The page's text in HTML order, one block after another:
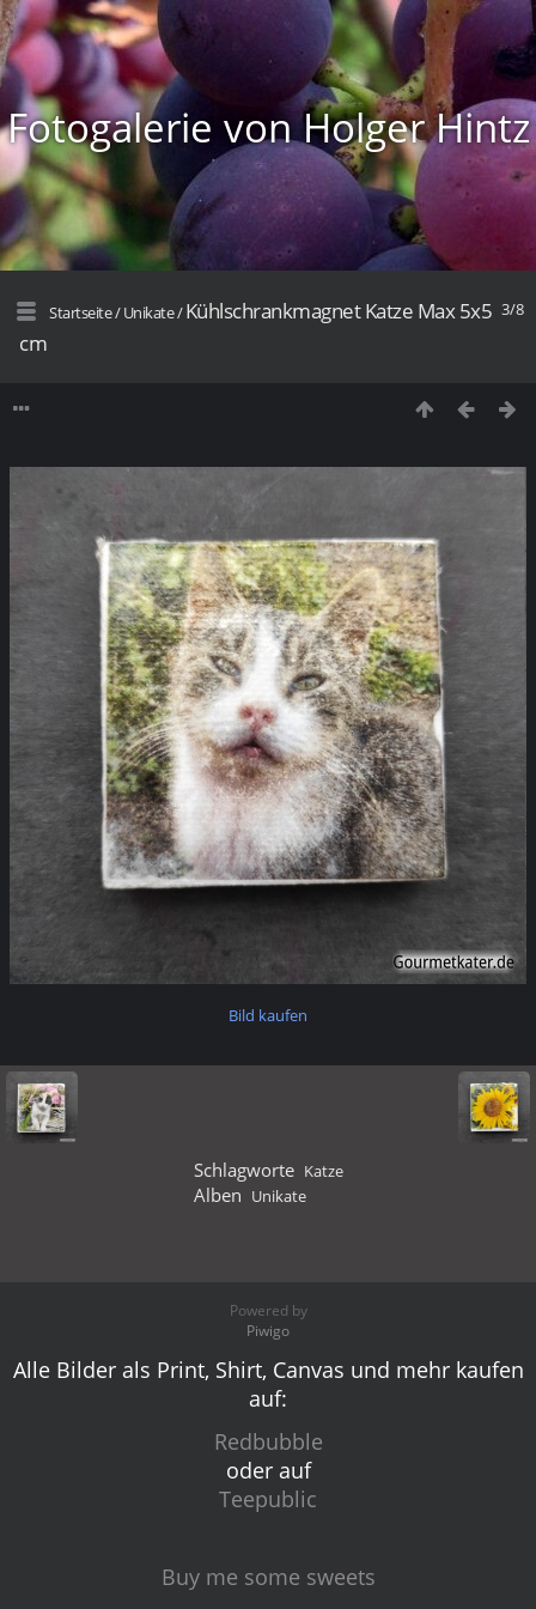
Fotogalerie von Holger Hintz
3/8
Startseite/Unikate/Kühlschrankmagnet Katze Max 5x5
cm
Bild kaufen
Schlagworte Katze
Alben Unikate
Powered by
Piwigo
Alle Bilder als Print, Shirt, Canvas und mehr kaufen
auf:
Redbubble
oder auf
Teepublic
Buy me some sweets